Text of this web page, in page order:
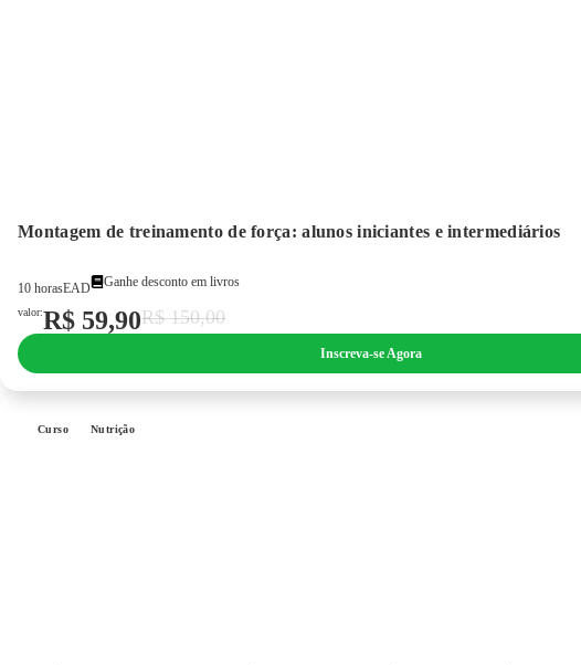
Montagem de treinamento de força: alunos iniciantes e intermediários
10 horasEAD Ganhe desconto em livros
valor:R$ 59,90R$150,00
Inscreva-se Agora
Curso Nutrição